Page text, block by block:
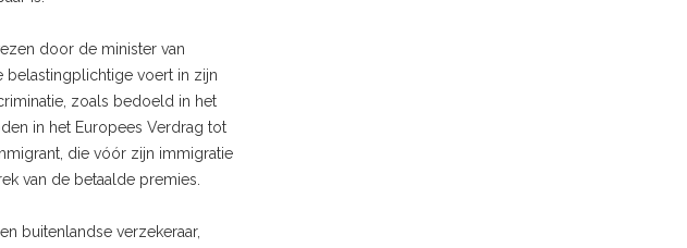
door de minister van
belastingplichtige voert in zijn
zoals bedoeld in het
in het Europees Verdrag tot
die vóór zijn immigratie
van de betaalde premies.
buitenlandse verzekeraar,